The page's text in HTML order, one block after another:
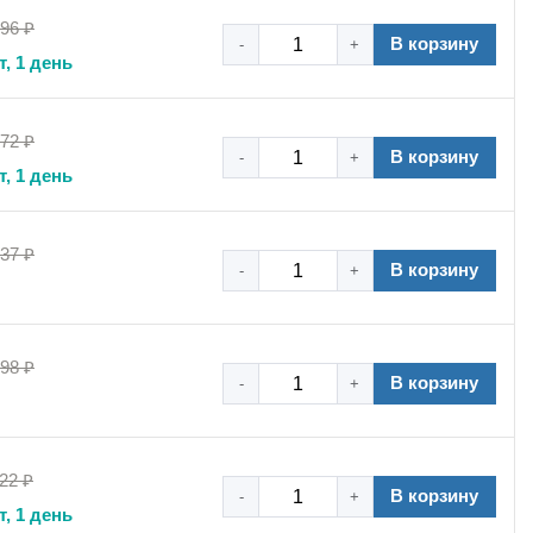
соответствующего диаметра.
и зафиксируйте хомут болтами или анкерами.
положение и затяните гайку.
₽
1 день
- + В корзину
₽
1 день
- + В корзину
₽
- + В корзину
₽
- + В корзину
₽
1 день
- + В корзину